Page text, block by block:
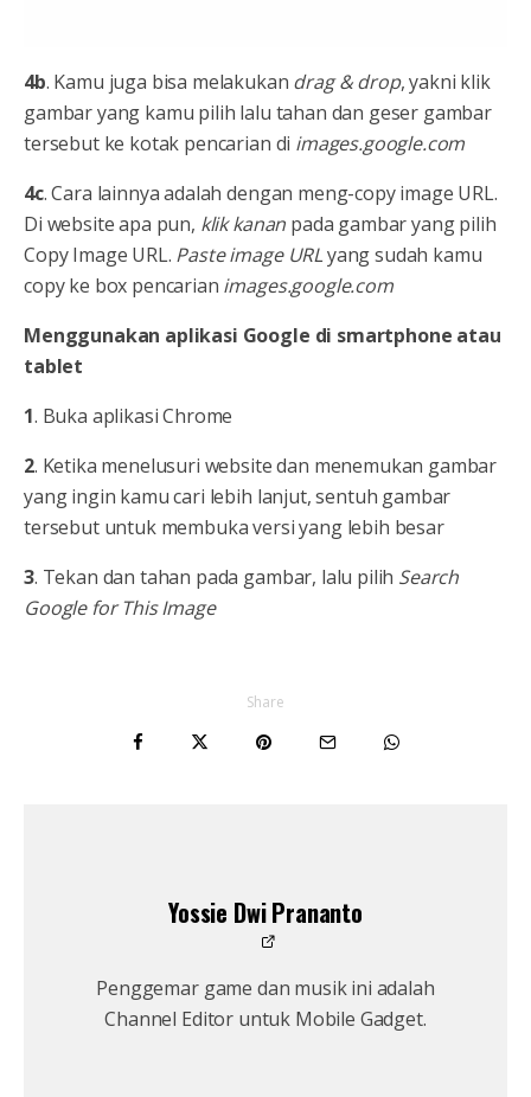
4b. Kamu juga bisa melakukan drag & drop, yakni klik
gambar yang kamu pilih lalu tahan dan geser gambar
tersebut ke kotak pencarian di images.google.com
4c. Cara lainnya adalah dengan meng-copy image URL.
Di website apa pun, klik kanan pada gambar yang pilih
Copy Image URL. Paste image URLyang sudah kamu
copy ke box pencarian images.google.com
Menggunakan aplikasi Google di smartphone atau
tablet
1. Buka aplikasi Chrome
2. Ketika menelusuri website dan menemukan gambar
yang ingin kamu cari lebih lanjut, sentuh gambar
tersebut untuk membuka versi yang lebih besar
3. Tekan dan tahan pada gambar, lalu pilih Search
Google for This Image
Share
Yossie Dwi Prananto
Penggemar game dan musik ini adalah
Channel Editor untuk Mobile Gadget.